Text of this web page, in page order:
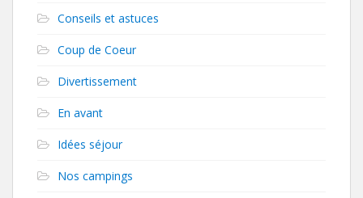
Conseils et astuces
Coup de Coeur
Divertissement
En avant
Idées séjour
Nos campings